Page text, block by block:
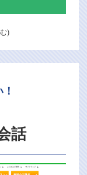
)
話